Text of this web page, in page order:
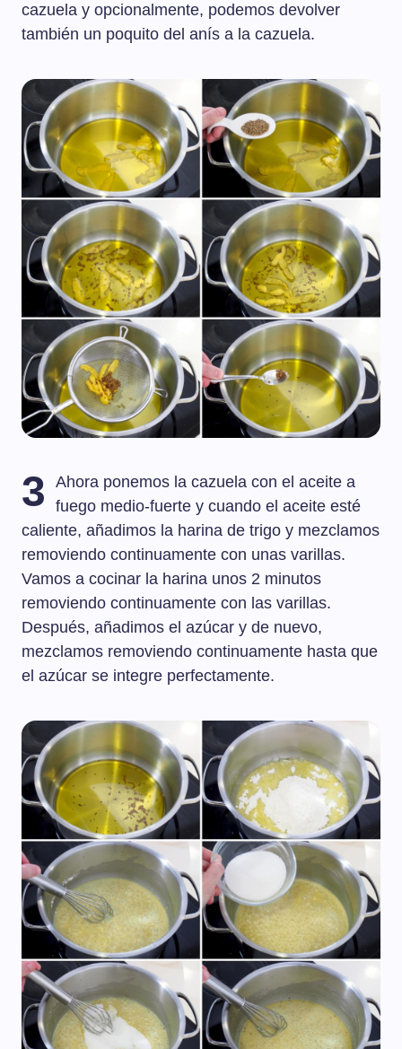
cazuela y opcionalmente, podemos devolver
también un poquito del anís a la cazuela.
3
Ahora ponemos la cazuela con el aceite a
fuego medio-fuerte y cuando el aceite esté
caliente, añadimos la harina de trigo y mezclamos
removiendo continuamente con unas varillas.
Vamos a cocinar la harina unos 2 minutos
removiendo continuamente con las varillas.
Después, añadimos el azúcar y de nuevo,
mezclamos removiendo continuamente hasta que
el azúcar se integre perfectamente.